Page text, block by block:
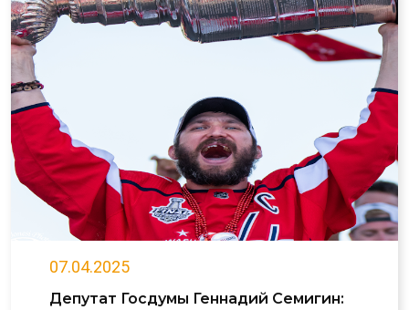
07.04.2025
Депутат Госдумы Геннадий Семигин: